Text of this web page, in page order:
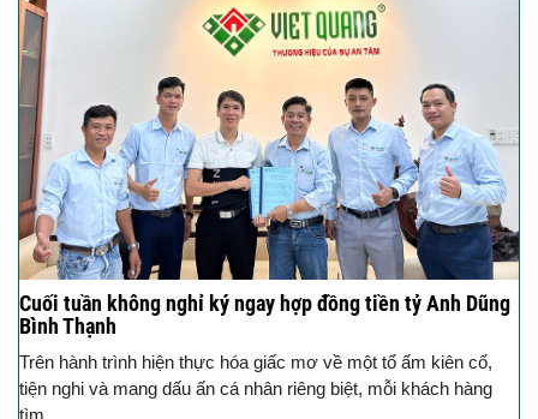
Cuối tuần không nghỉ ký ngay hợp đồng tiền tỷ Anh Dũng
Bình Thạnh
Trên hành trình hiện thực hóa giấc mơ về một tổ ấm kiên cố,
tiện nghi và mang dấu ấn cá nhân riêng biệt, mỗi khách hàng